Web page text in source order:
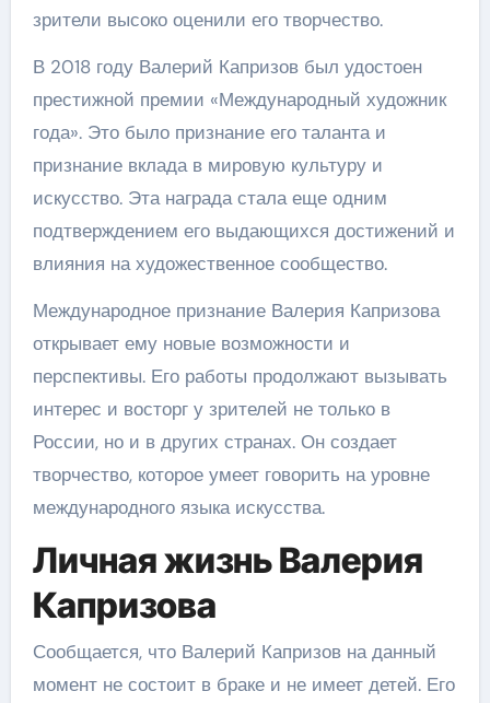
зрители высоко оценили его творчество.
В 2018 году Валерий Капризов был удостоен
престижной премии «Международный художник
года». Это было признание его таланта и
признание вклада в мировую культуру и
искусство. Эта награда стала еще одним
подтверждением его выдающихся достижений и
влияния на художественное сообщество.
Международное признание Валерия Капризова
открывает ему новые возможности и
перспективы. Его работы продолжают вызывать
интерес и восторг у зрителей не только в
России, но и в других странах. Он создает
творчество, которое умеет говорить на уровне
международного языка искусства.
Личная жизнь Валерия
Капризова
Сообщается, что Валерий Капризов на данный
момент не состоит в браке и не имеет детей. Его